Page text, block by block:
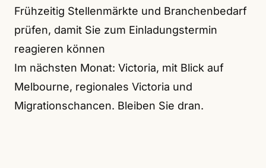
Frühzeitig Stellenmärkte und Branchenbedarf
prüfen, damit Sie zum Einladungstermin
reagieren können
Im nächsten Monat: Victoria, mit Blick auf
Melbourne, regionales Victoria und
Migrationschancen. Bleiben Sie dran.